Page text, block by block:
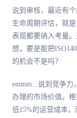
说到审核，最近有
生命周期评估，就
表现都要纳入考量
想，要是能把
的机会不是吗？
emmm...说到竞争力
办理的市场价值。
低15%的运营成本